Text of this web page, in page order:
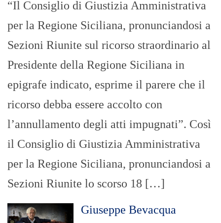
“Il Consiglio di Giustizia Amministrativa
per la Regione Siciliana, pronunciandosi a
Sezioni Riunite sul ricorso straordinario al
Presidente della Regione Siciliana in
epigrafe indicato, esprime il parere che il
ricorso debba essere accolto con
l’annullamento degli atti impugnati”. Così
il Consiglio di Giustizia Amministrativa
per la Regione Siciliana, pronunciandosi a
Sezioni Riunite lo scorso 18 […]
Giuseppe Bevacqua